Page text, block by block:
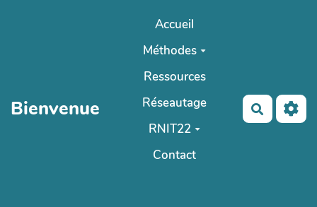
Bienvenue
Accueil
Méthodes
Ressources
Réseautage
RNIT22
Contact